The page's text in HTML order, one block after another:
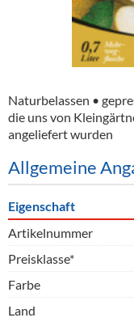
Verpackung
Hygieneartikel
Naturbelassen •
die uns von
angeliefert wurden
Allgemeine
Eigenschaft
Artikelnummer
Preisklasse*
Farbe
Land